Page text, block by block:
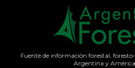
Fuente de información forestal,
Argentina y